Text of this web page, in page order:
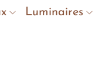
Luminaires